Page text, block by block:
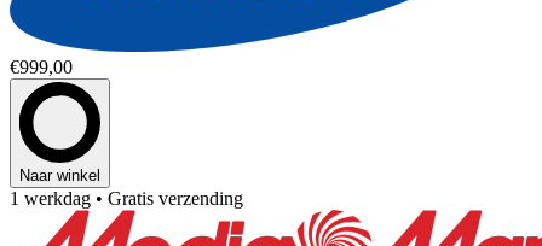
€999,00
Naar winkel
1 werkdag • Gratis verzending